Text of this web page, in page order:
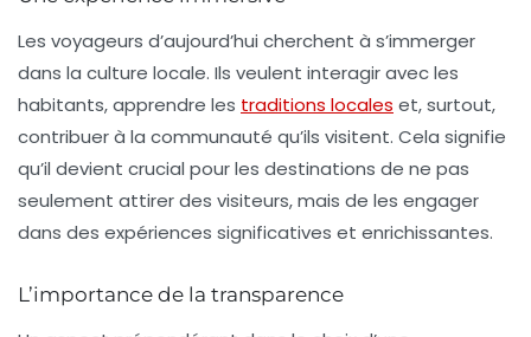
Les voyageurs d’aujourd’hui cherchent à s’immerger
dans la culture locale. Ils veulent interagir avec les
habitants, apprendre les traditions locales et, surtout,
contribuer à la communauté qu’ils visitent. Cela signifie
qu’il devient crucial pour les destinations de ne pas
seulement attirer des visiteurs, mais de les engager
dans des expériences significatives et enrichissantes.
L’importance de la transparence